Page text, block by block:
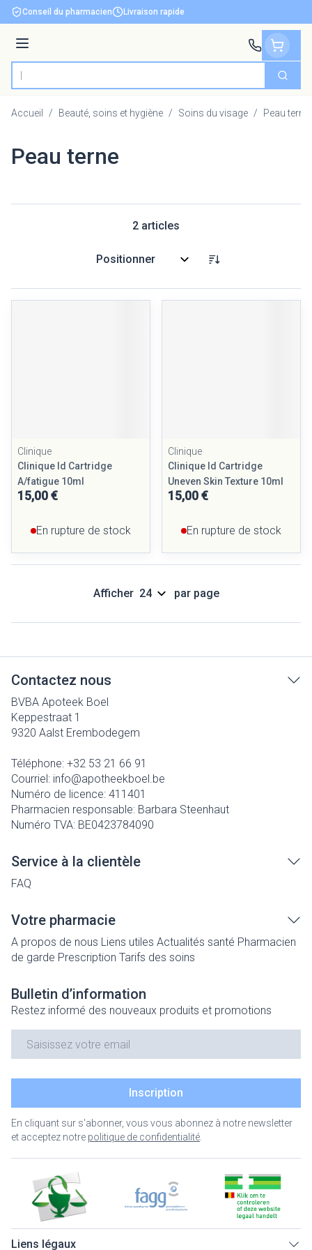
Aller au contenu
Conseil du pharmacien Livraison rapide
Menu
Rechercher
Accueil / Beauté, soins et hygiène / Soins du visage / Peau terne
Peau terne
2 articles
Trier par:
Clinique
Clinique Id Cartridge
A/fatigue 10ml
15,00 €
En rupture de stock
Clinique
Clinique Id Cartridge
Uneven Skin Texture 10ml
15,00 €
En rupture de stock
Afficher par page
Contactez nous
BVBA Apoteek Boel
Keppestraat 1
9320 Aalst Erembodegem
Téléphone: +32 53 21 66 91
Courriel: info@apotheekboel.be
Numéro de licence: 411401
Pharmacien responsable: Barbara Steenhaut
Numéro TVA: BE0423784090
Service à la clientèle
FAQ
Votre pharmacie
A propos de nous Liens utiles Actualités santé Pharmacien
de garde Prescription Tarifs des soins
Bulletin d’information
Restez informé des nouveaux produits et promotions
Inscription
En cliquant sur s'abonner, vous vous abonnez à notre newsletter
et acceptez notre politique de confidentialité
Liens légaux